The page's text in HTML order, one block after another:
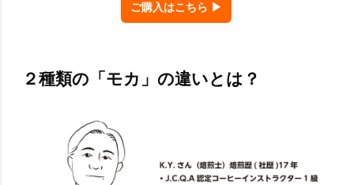
ご購入はこちら ▶
２種類の「モカ」の違いとは？